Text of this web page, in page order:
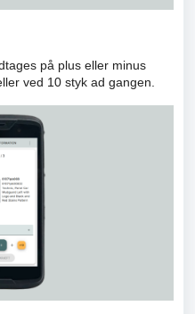
på plus eller minus
ved 10 styk ad gangen.